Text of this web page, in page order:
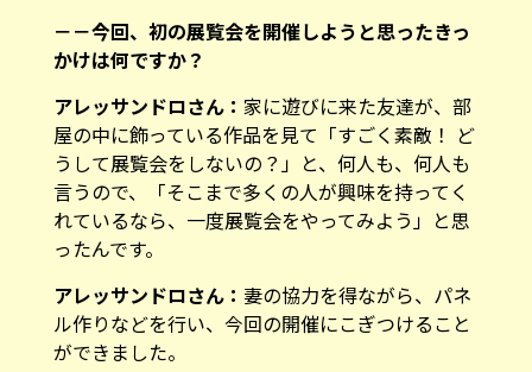
－－今回、初の展覧会を開催しようと思ったきっ
かけは何ですか？
アレッサンドロさん： 家に遊びに来た友達が、部
屋の中に飾っている作品を見て「すごく素敵！ ど
うして展覧会をしないの？」と、何人も、何人も
言うので、「そこまで多くの人が興味を持ってく
れているなら、一度展覧会をやってみよう」と思
ったんです。
アレッサンドロさん： 妻の協力を得ながら、パネ
ル作りなどを行い、今回の開催にこぎつけること
ができました。